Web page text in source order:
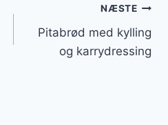
NÆSTE
Pitabrød med kylling
og karrydressing